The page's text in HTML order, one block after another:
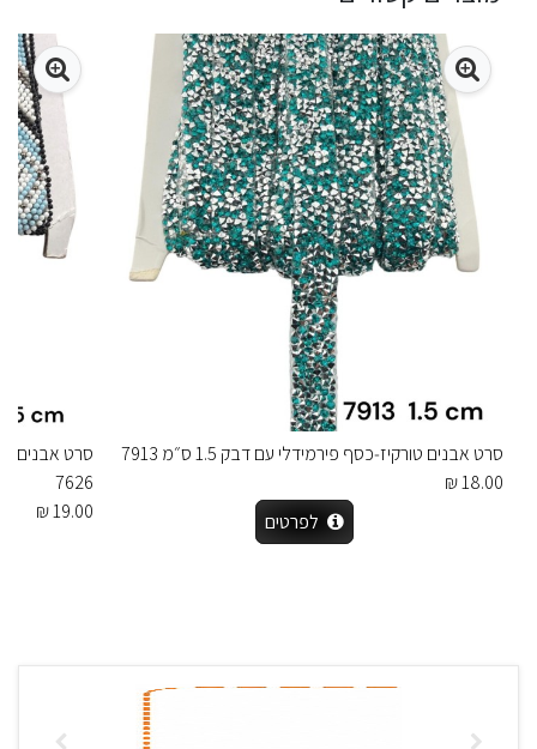
סרט אבנים טורקיז‑כסף פירמידלי עם דבק 1.5 ס״מ 7913
18.00 ₪
לפרטים
7626
19.00 ₪